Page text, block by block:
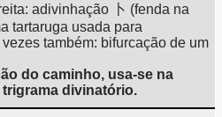
adivinhação 卜 (fenda na
tartaruga usada para
também: bifurcação de um
do caminho, usa-se na
divinatório.